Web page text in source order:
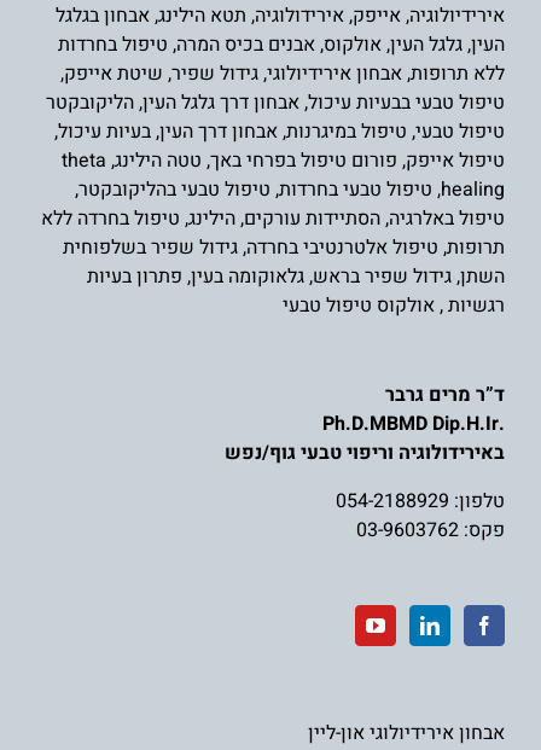
אירידיולוגיה,אייפק,אירידולוגיה, תטא הילינג,אבחון בגלגל
העין,גלגל העין,אולקוס,אבנים בכיס המרה, טיפול בחרדות
ללא תרופות,אבחון אירידיולוגי,גידול שפיר, שיטת אייפק,
טיפול טבעי בבעיות עיכול,אבחון דרך גלגל העין,הליקובקטר
טיפול טבעי, טיפול במיגרנות,אבחון דרך העין,בעיות עיכול,
טיפול אייפק, פורום טיפול בפרחי באך, טטה הילינג,
theta
healing
, טיפול טבעי בחרדות, טיפול טבעי בהליקובקטר,
טיפול באלרגיה,הסתיידות עורקים,הילינג, טיפול בחרדה ללא
תרופות, טיפול אלטרנטיבי בחרדה,גידול שפיר בשלפוחית
השתן,גידול שפיר בראש,גלאוקומה בעין, פתרון בעיות
רגשיות,אולקוס טיפול טבעי
ד”ר מרים גרבר
.Ph.D.MBMD Dip.H.Ir
באירידולוגיה וריפוי טבעי גוף/נפש
טלפון: 054-2188929
פקס: 03-9603762
אבחון אירידיולוגי און-ליין